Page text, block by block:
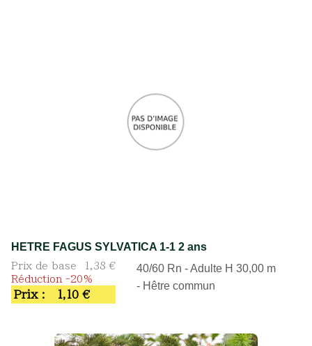
HETRE FAGUS SYLVATICA 1-1 2 ans
Prix de base
1,38 €
Réduction -20%
Prix : 1,10 €
40/60 Rn - Adulte H 30,00 m
- Hêtre commun